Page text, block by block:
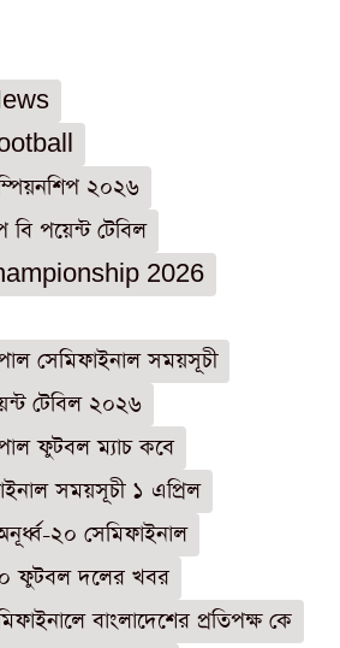
২০২৬
পয়েন্ট টেবিল
2026
সেমিফাইনাল সময়সূচী
টেবিল ২০২৬
ফুটবল ম্যাচ কবে
সময়সূচী ১ এপ্রিল
২০ সেমিফাইনাল
ফুটবল দলের খবর
বাংলাদেশের প্রতিপক্ষ কে